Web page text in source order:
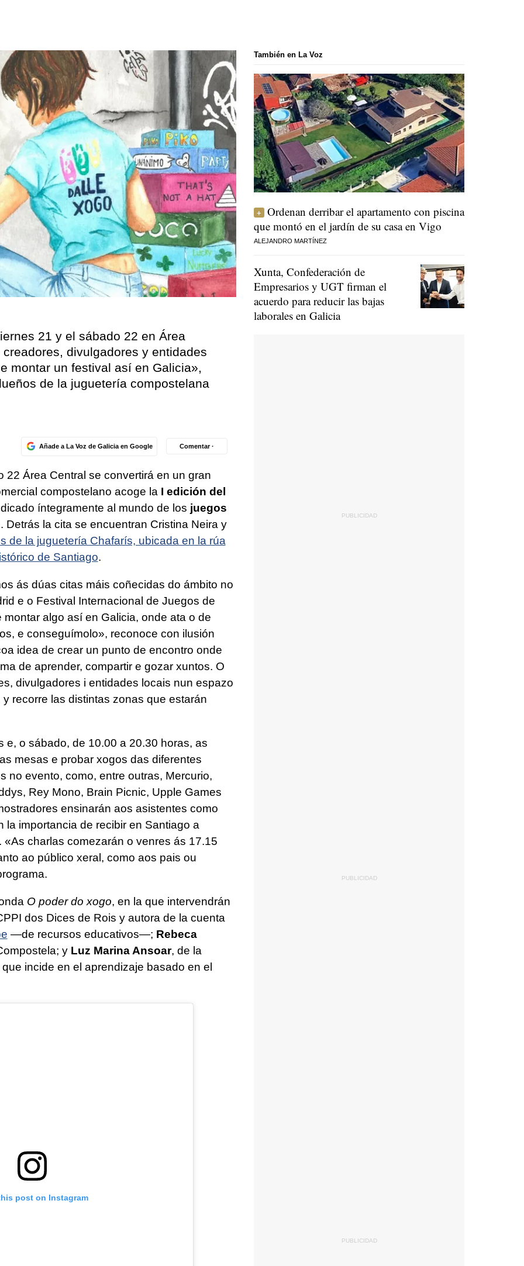
21 y el sábado 22 en Área
divulgadores y entidades
montar un festival así en Galicia»,
de la juguetería compostelana
Añade a La Voz de Galicia en Google Comentar ·
22 Área Central se convertirá en un gran
compostelano acoge la I edición del
íntegramente al mundo de los juegos
. Detrás la cita se encuentran Cristina Neira y
de la juguetería Chafarís, ubicada en la rúa
de Santiago.
ás dúas citas máis coñecidas do ámbito no
e o Festival Internacional de Juegos de
algo así en Galicia, onde ata o de
e conseguímolo», reconoce con ilusión
idea de crear un punto de encontro onde
de aprender, compartir e gozar xuntos. O
divulgadores i entidades locais nun espazo
y recorre las distintas zonas que estarán
e, o sábado, de 10.00 a 20.30 horas, as
mesas e probar xogos das diferentes
no evento, como, entre outras, Mercurio,
Rey Mono, Brain Picnic, Upple Games
ensinarán aos asistentes como
la importancia de recibir en Santiago a
«As charlas comezarán o venres ás 17.15
ao público xeral, como aos pais ou
O poder do xogo, en la que intervendrán
dos Dices de Rois y autora de la cuenta
—de recursos educativos—; Rebeca
y Luz Marina Ansoar, de la
que incide en el aprendizaje basado en el
post on Instagram
También en La Voz
Ordenan derribar el apartamento con piscina
que montó en el jardín de su casa en Vigo
ALEJANDRO MARTÍNEZ
Xunta, Confederación de
Empresarios y UGT firman el
acuerdo para reducir las bajas
laborales en Galicia